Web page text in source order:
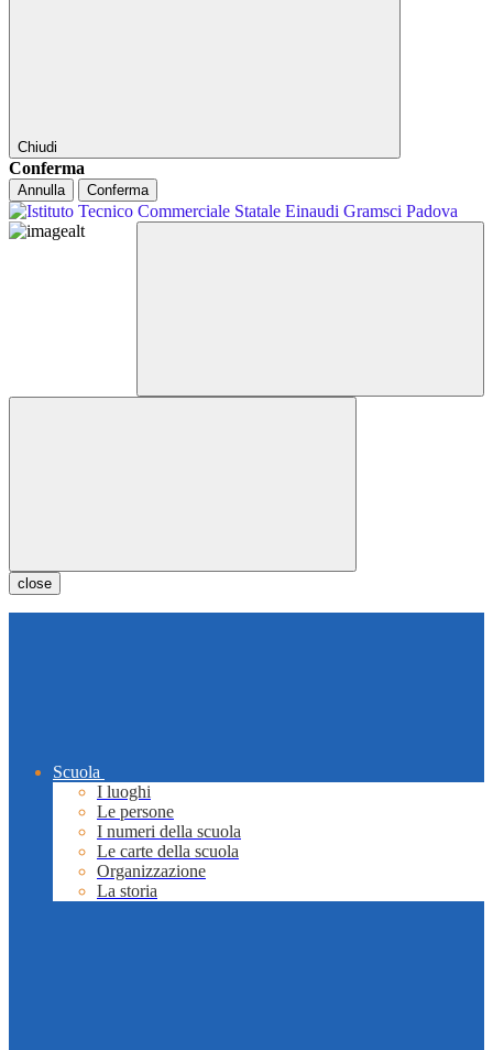
Chiudi
Conferma
Annulla Conferma
close
Scuola
I luoghi
Le persone
I numeri della scuola
Le carte della scuola
Organizzazione
La storia